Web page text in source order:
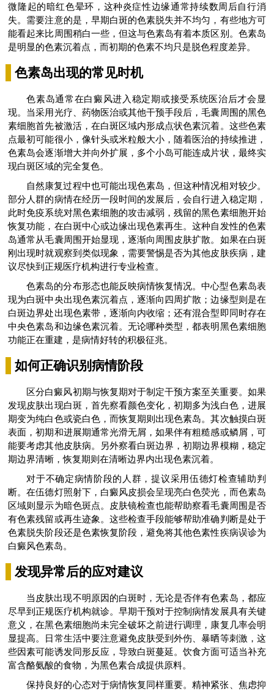
微隆起的暗红色晕环，这种炎症性边缘通常持续数周后自行消
失。需要注意的是，早期白斑的色素脱失并不均匀，有些地方可
能看起来比周围稍白一些，但这与色素岛有着本质区别。色素岛
是明显的色素沉着点，而初期的色素不均只是脱色程度差异。
色素岛出现的常见时机
色素岛通常在白癜风进入稳定期或接受系统医治后才会显
现。当采用光疗、药物医治或其他干预手段后，毛囊周围的黑色
素细胞首先被激活，在白斑区域内形成点状色素沉着。这些色素
点最初可能很小，像针头或米粒般大小，随着医治的持续推进，
色素岛会逐渐增大并向外扩展，多个小岛可能连成片状，最终实
现白斑区域的完全复色。
自然康复过程中也可能出现色素岛，但这种情况相对较少。
部分人群的病情在经历一段时间的发展后，会自行进入稳定期，
此时免疫系统对黑色素细胞的攻击减弱，残留的黑色素细胞开始
恢复功能，在白斑中心或边缘出现色素再生。这种自发性的色素
岛通常从毛囊周围开始显现，逐渐向周围皮肤扩散。如果在白斑
刚出现时就观察到类似现象，需要警惕是否为其他皮肤疾病，建
议尽快到正规医疗机构进行专业检查。
色素岛的分布形态也能反映病情恢复情况。中心型色素岛表
现为白斑中央出现色素沉着点，逐渐向四周扩散；边缘型则是在
白斑边界处出现色素带，逐渐向内收缩；还有混合型即同时存在
中央色素岛和边缘色素沉着。无论哪种类型，都表明黑色素细胞
功能正在重建，是病情好转的积极征兆。
如何正确识别病情阶段
区分白癜风初期与恢复期对于制定干预方案至关重要。如果
发现皮肤出现白斑，首先察看颜色变化，初期多为浅白色，进展
期变为纯白色或瓷白色，而恢复期则出现色素岛。其次触摸白斑
表面，初期和进展期通常光滑无屑，如果伴有粗糙感或鳞屑，可
能要考虑其他皮肤病。另外察看白斑边界，初期边界模糊，稳定
期边界清晰，恢复期则在清晰边界内出现色素沉着。
对于不确定病情阶段的人群，提议采用伍德灯检查辅助判
断。在伍德灯照射下，白癜风皮损会呈现亮白色荧光，而色素岛
区域则显示为暗色斑点。皮肤镜检查也能帮助察看毛囊周围是否
有色素残留或再生迹象。这些检查手段能够帮助准确判断是处于
色素脱失阶段还是色素恢复阶段，避免将其他色素性疾病误诊为
白癜风色素岛。
发现异常后的应对建议
当皮肤出现不明原因的白斑时，无论是否伴有色素岛，都应
尽早到正规医疗机构就诊。早期干预对于控制病情发展具有关键
意义，在黑色素细胞尚未完全破坏之前进行调理，康复几率会明
显提高。日常生活中要注意避免皮肤受到外伤、暴晒等刺激，这
些因素可能诱发同形反应，导致白斑蔓延。饮食方面可适当补充
富含酪氨酸的食物，为黑色素合成提供原料。
保持良好的心态对于病情恢复同样重要。精神紧张、焦虑抑